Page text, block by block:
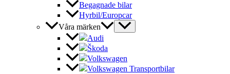
Begagnade bilar
Hyrbil/Europcar
Våra märken
Audi
Škoda
Volkswagen
Volkswagen Transportbilar